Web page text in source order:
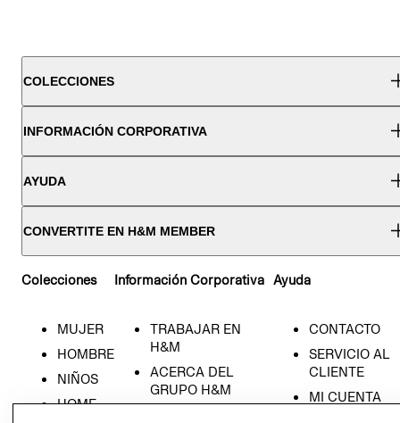
COLECCIONES
INFORMACIÓN CORPORATIVA
AYUDA
CONVERTITE EN H&M MEMBER
Colecciones
MUJER
HOMBRE
NIÑOS
HOME
Información Corporativa
TRABAJAR EN
H&M
ACERCA DEL
GRUPO H&M
Ayuda
CONTACTO
SERVICIO AL
CLIENTE
MI CUENTA